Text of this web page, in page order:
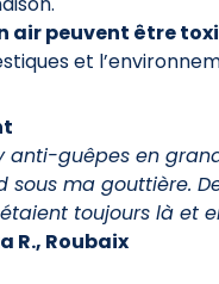
air peuvent être
et
anti-guêpes en
sous ma gouttière.
toujours là et
R., Roubaix